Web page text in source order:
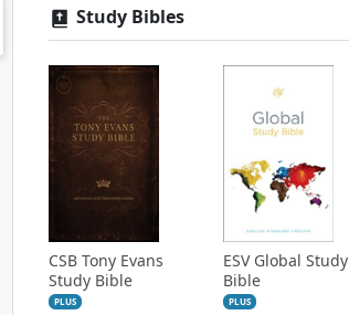
Study Bibles
CSB Tony Evans
Study Bible
PLUS
ESV Global Study
Bible
PLUS